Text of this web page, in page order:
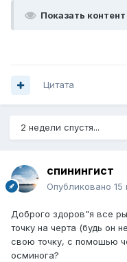
Показать контент
Цитата
2 недели спустя...
спинингист
Опубликовано 15
Доброго здоров"я все
точку на черта (будь он
свою точку, с помошью
осминога?